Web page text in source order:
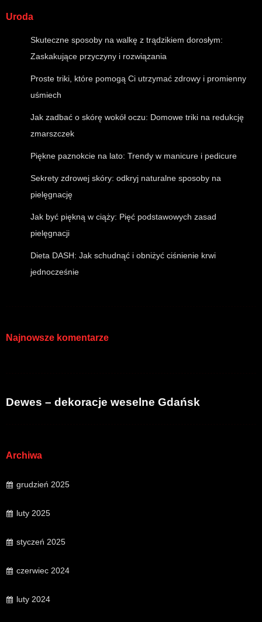
Uroda
Skuteczne sposoby na walkę z trądzikiem dorosłym:
Zaskakujące przyczyny i rozwiązania
Proste triki, które pomogą Ci utrzymać zdrowy i promienny
uśmiech
Jak zadbać o skórę wokół oczu: Domowe triki na redukcję
zmarszczek
Piękne paznokcie na lato: Trendy w manicure i pedicure
Sekrety zdrowej skóry: odkryj naturalne sposoby na
pielęgnację
Jak być piękną w ciąży: Pięć podstawowych zasad
pielęgnacji
Dieta DASH: Jak schudnąć i obniżyć ciśnienie krwi
jednocześnie
Najnowsze komentarze
Dewes – dekoracje weselne Gdańsk
Archiwa
grudzień 2025
luty 2025
styczeń 2025
czerwiec 2024
luty 2024